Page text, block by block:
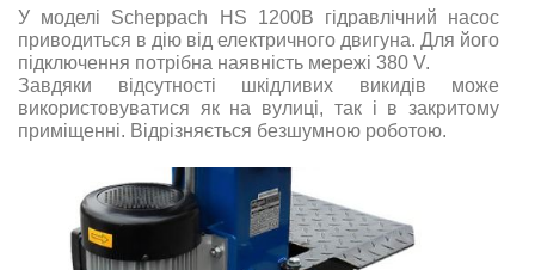
У моделі Scheppach HS 1200B гідравлічний насос
приводиться в дію від електричного двигуна. Для його
підключення потрібна наявність мережі 380 V.
Завдяки відсутності шкідливих викидів може
використовуватися як на вулиці, так і в закритому
приміщенні. Відрізняється безшумною роботою.